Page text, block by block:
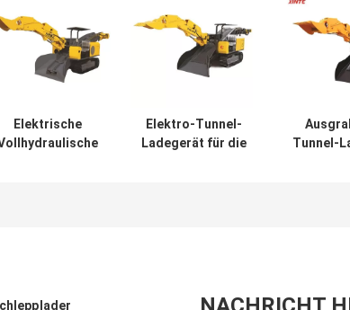
Elektrische
Elektro-Tunnel-
Ladegerät für die
Tunnel-